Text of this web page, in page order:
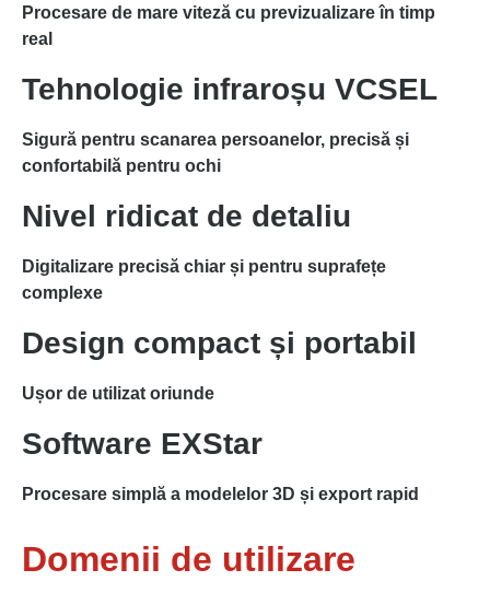
Procesare de mare viteză cu previzualizare în timp
real
Tehnologie infraroșu VCSEL
Sigură pentru scanarea persoanelor, precisă și
confortabilă pentru ochi
Nivel ridicat de detaliu
Digitalizare precisă chiar și pentru suprafețe
complexe
Design compact și portabil
Ușor de utilizat oriunde
Software EXStar
Procesare simplă a modelelor 3D și export rapid
Domenii de utilizare